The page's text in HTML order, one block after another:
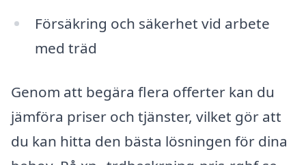
Försäkring och säkerhet vid arbete
med träd
Genom att begära flera offerter kan du
jämföra priser och tjänster, vilket gör att
du kan hitta den bästa lösningen för dina